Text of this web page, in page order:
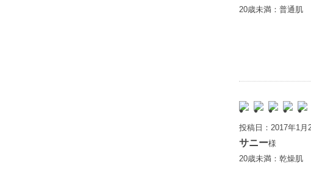
20歳未満：普通肌
投稿日：2017年1月
サニー様
20歳未満：乾燥肌